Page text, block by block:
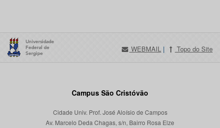
WEBMAIL | Topo do Site
Campus São Cristóvão
Cidade Univ. Prof. José Aloísio de Campos
Av. Marcelo Deda Chagas, s/n, Bairro Rosa Elze